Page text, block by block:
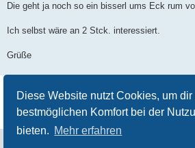
Diese Website nutzt Cookies, um dir
bestmöglichen Komfort bei der
bieten. Mehr erfahren
Die geht ja noch so ein bisserl ums Eck rum
Ich selbst wäre an 2 Stck. interessiert.
Grüße
Die Suche ergab 5 Treffer •